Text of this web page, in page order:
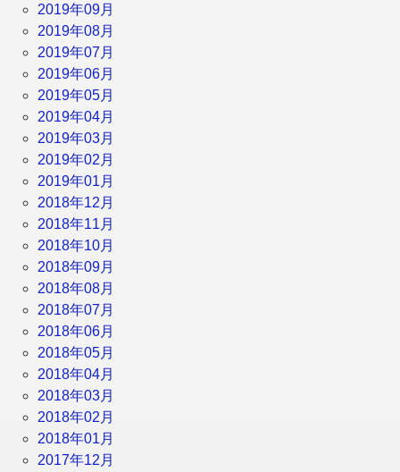
2019年09月
2019年08月
2019年07月
2019年06月
2019年05月
2019年04月
2019年03月
2019年02月
2019年01月
2018年12月
2018年11月
2018年10月
2018年09月
2018年08月
2018年07月
2018年06月
2018年05月
2018年04月
2018年03月
2018年02月
2018年01月
2017年12月